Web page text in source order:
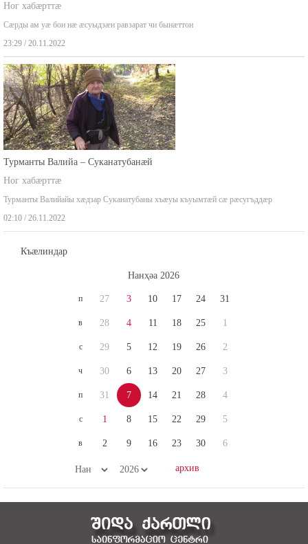
Ног хабæрттæ
Сæрды ам уæ бон нæ æсуыдзæн равзарат чи бынæттон
23:29 / 20.11.2022
Турманты Валийа – Суканатубанæй
Ног хабæрттæ
Турманты Валийайы хæдзар Суканатубаны хъæуы къуымтæй сæ рæсугъддæр
02:10 / 26.11.2022
Къæлиндар
Нaнҳәa 2026
п
в
с
ч
п
с
в
27
28
29
30
31
1
2
3
4
5
6
7
8
9
10
11
12
13
14
15
16
17
18
19
20
21
22
23
24
25
26
27
28
29
30
31
1
2
3
4
5
6